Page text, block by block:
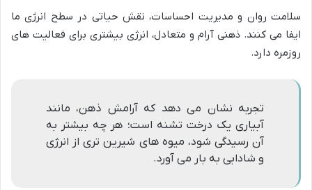
سلامت روان و مدیریت احساسات، نقش حیاتی در سطح انرژی ما
ایفا می کنند. ذهنی آرام و متعادل، انرژی بیشتری برای فعالیت های
روزمره دارد.
تجربه نشان می دهد که آرامش ذهن، مانند
آبیاری یک درخت تشنه است؛ هر چه بیشتر به
آن رسیدگی شود، میوه های شیرین تری از انرژی
و شادابی به بار می آورد.